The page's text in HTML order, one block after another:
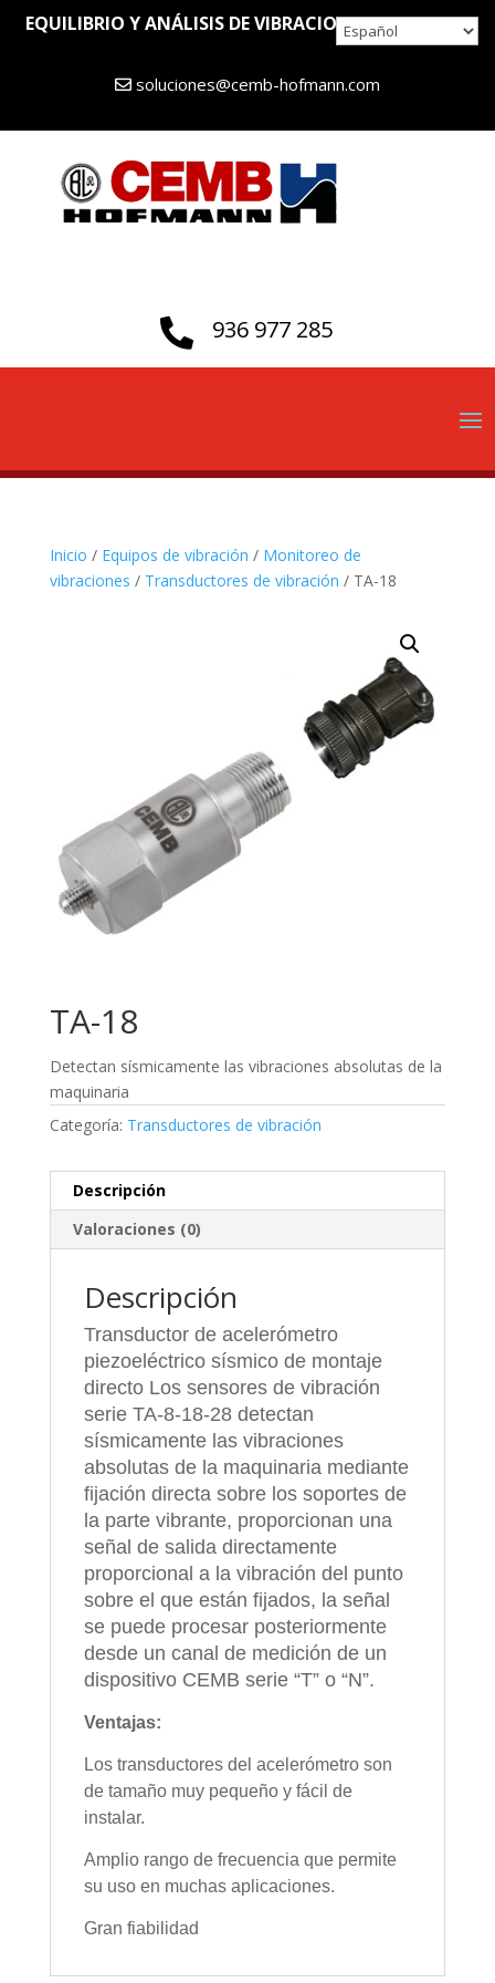
EQUILIBRIO Y ANÁLISIS DE VIBRACIONES DESDE 1946
soluciones@cemb-hofmann.com
 936 977 285
Inicio / Equipos de vibración / Monitoreo de
vibraciones / Transductores de vibración / TA-18
TA-18
Detectan sísmicamente las vibraciones absolutas de la
maquinaria
Categoría: Transductores de vibración
Descripción
Valoraciones (0)
Descripción
Transductor de acelerómetro
piezoeléctrico sísmico de montaje
directo Los sensores de vibración
serie TA-8-18-28 detectan
sísmicamente las vibraciones
absolutas de la maquinaria mediante
fijación directa sobre los soportes de
la parte vibrante, proporcionan una
señal de salida directamente
proporcional a la vibración del punto
sobre el que están fijados, la señal
se puede procesar posteriormente
desde un canal de medición de un
dispositivo CEMB serie “T” o “N”.
Ventajas:
Los transductores del acelerómetro son
de tamaño muy pequeño y fácil de
instalar.
Amplio rango de frecuencia que permite
su uso en muchas aplicaciones.
Gran fiabilidad